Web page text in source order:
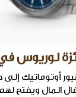
لوريوس في
أوتوماتيك
المال ويفتح